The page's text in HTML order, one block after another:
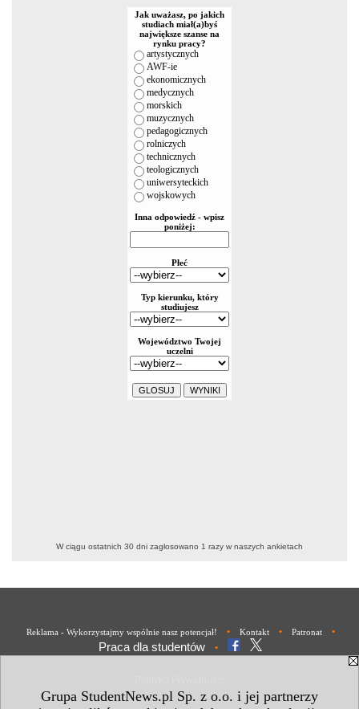
Grupa StudentNews.pl Sp. z o.o. i jej partnerzy
W ciągu ostatnich 30 dni zagłosowano 1 razy w naszych ankietach
Reklama - Wykorzystajmy wspólnie nasz potencjał! • Kontakt • Patronat •
Praca dla studentów •